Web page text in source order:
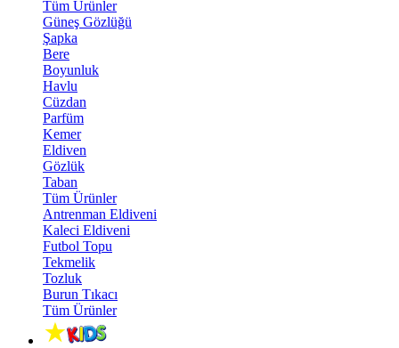
Tüm Ürünler
Güneş Gözlüğü
Şapka
Bere
Boyunluk
Havlu
Cüzdan
Parfüm
Kemer
Eldiven
Gözlük
Taban
Tüm Ürünler
Antrenman Eldiveni
Kaleci Eldiveni
Futbol Topu
Tekmelik
Tozluk
Burun Tıkacı
Tüm Ürünler